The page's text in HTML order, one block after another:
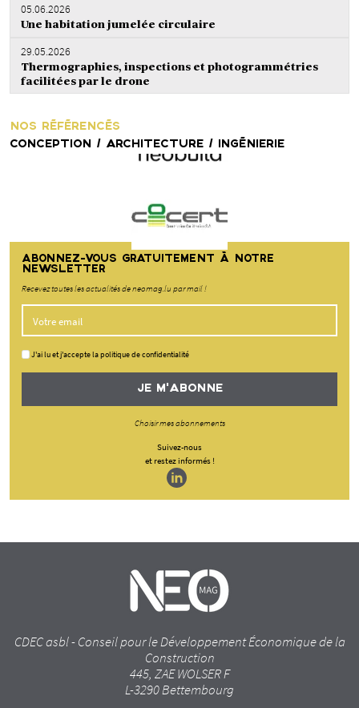
05.06.2026
Une habitation jumelée circulaire
29.05.2026
Thermographies, inspections et photogrammétries
facilitées par le drone
NOS RÉFÉRENCÉS
CONCEPTION / ARCHITECTURE / INGÉNIERIE
ABONNEZ-VOUS GRATUITEMENT À NOTRE
NEWSLETTER
Recevez toutes les actualités de neomag.lu par mail !
J'ai lu et j'accepte la politique de confidentialité
JE M'ABONNE
Choisir mes abonnements
Suivez-nous
et restez informés !
CDEC asbl - Conseil pour le Développement Économique de la
Construction
445, ZAE WOLSER F
L-3290 Bettembourg